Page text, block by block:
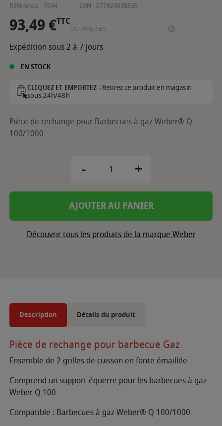
Référence : 7644 EAN : 077924038839
93,49 €TTC
OU PAYER EN
Expédition sous 2 à 7 jours
EN STOCK
CLIQUEZ ET EMPORTEZ -Retirez ce produit en magasin
sous 24h/48h
Pièce de rechange pour Barbecues à gaz Weber® Q
100/1000
- +
AJOUTER AU PANIER
Découvrir tous les produits de la marque Weber
Description Détails du produit
Pièce de rechange pour barbecue Gaz
Ensemble de 2 grilles de cuisson en fonte émaillée
Comprend un support équerre pour les barbecues à gaz
Weber Q 100
Compatible : Barbecues à gaz Weber® Q 100/1000